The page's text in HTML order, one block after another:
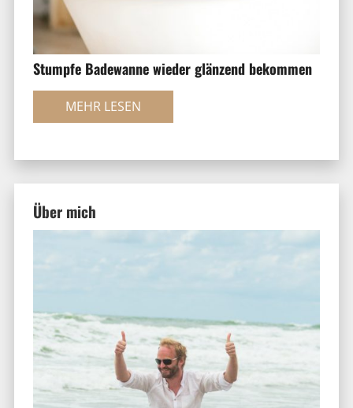
Stumpfe Badewanne wieder glänzend bekommen
MEHR LESEN
Über mich